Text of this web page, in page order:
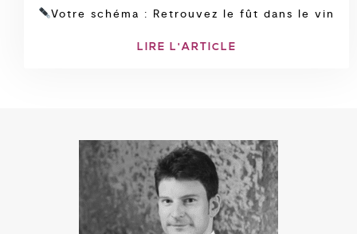
Votre schéma : Retrouvez le fût dans le vin
LIRE L'ARTICLE